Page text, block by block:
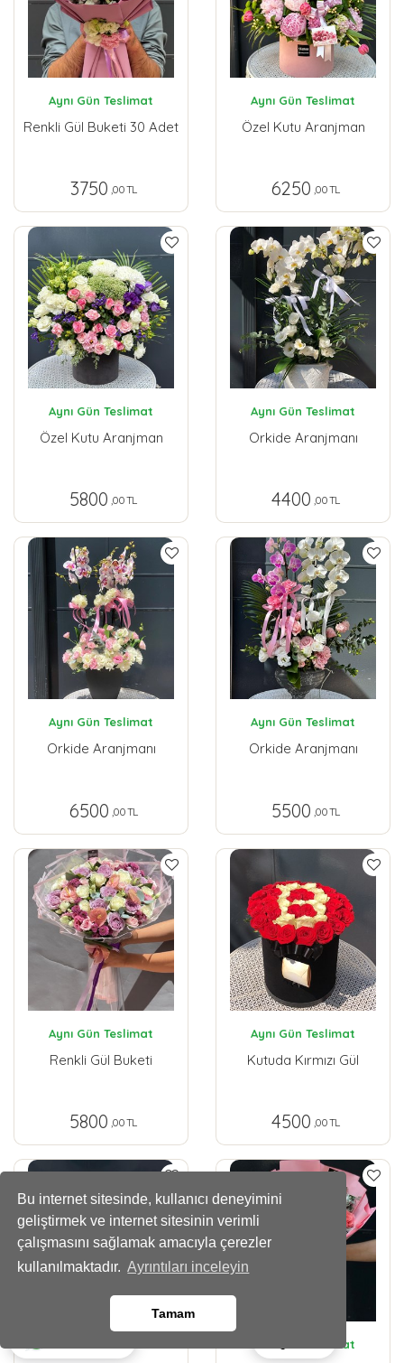
Bu internet sitesinde, kullanıcı deneyimini
geliştirmek ve internet sitesinin verimli
çalışmasını sağlamak amacıyla çerezler
kullanılmaktadır. Ayrıntıları inceleyin
Tamam
Aynı Gün Teslimat
Renkli Gül Buketi 30 Adet
3750 ,00 TL
Aynı Gün Teslimat
Özel Kutu Aranjman
6250 ,00 TL
Aynı Gün Teslimat
Özel Kutu Aranjman
5800 ,00 TL
Aynı Gün Teslimat
Orkide Aranjmanı
4400 ,00 TL
Aynı Gün Teslimat
Orkide Aranjmanı
6500 ,00 TL
Aynı Gün Teslimat
Orkide Aranjmanı
5500 ,00 TL
Aynı Gün Teslimat
Renkli Gül Buketi
5800 ,00 TL
Aynı Gün Teslimat
Kutuda Kırmızı Gül
4500 ,00 TL
Aynı Gün Teslimat